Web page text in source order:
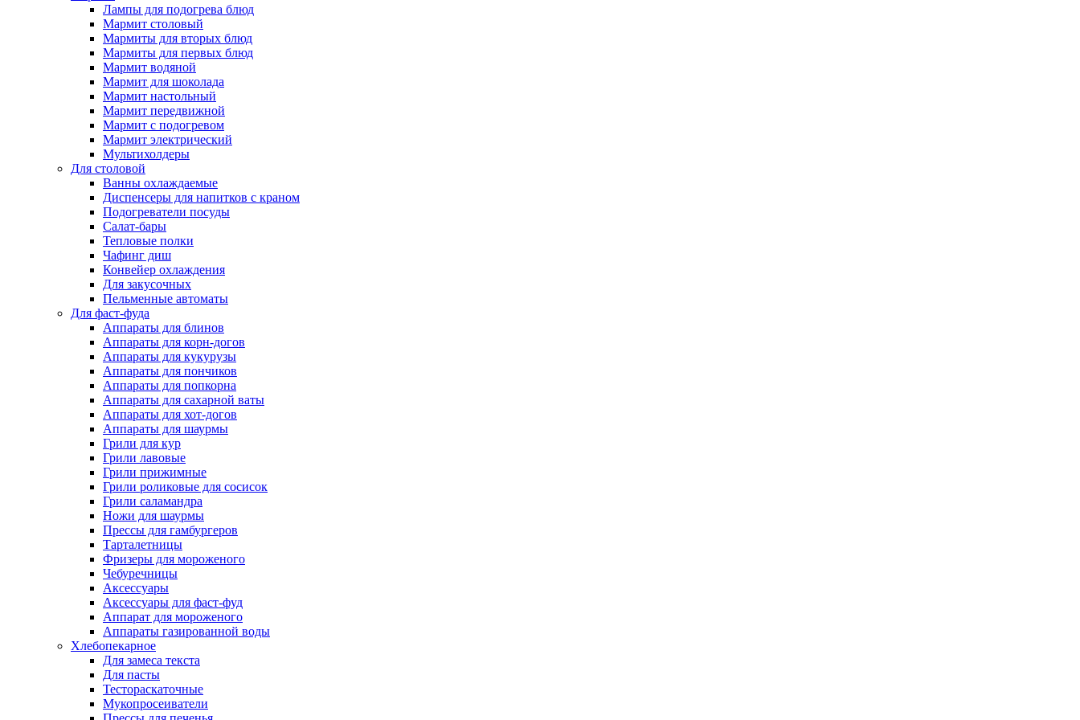
Лампы для подогрева блюд
Мармит столовый
Мармиты для вторых блюд
Мармиты для первых блюд
Мармит водяной
Мармит для шоколада
Мармит настольный
Мармит передвижной
Мармит с подогревом
Мармит электрический
Мультихолдеры
Для столовой
Ванны охлаждаемые
Диспенсеры для напитков с краном
Подогреватели посуды
Салат-бары
Тепловые полки
Чафинг диш
Конвейер охлаждения
Для закусочных
Пельменные автоматы
Для фаст-фуда
Аппараты для блинов
Аппараты для корн-догов
Аппараты для кукурузы
Аппараты для пончиков
Аппараты для попкорна
Аппараты для сахарной ваты
Аппараты для хот-догов
Аппараты для шаурмы
Грили для кур
Грили лавовые
Грили прижимные
Грили роликовые для сосисок
Грили саламандра
Ножи для шаурмы
Прессы для гамбургеров
Тарталетницы
Фризеры для мороженого
Чебуречницы
Аксессуары
Аксессуары для фаст-фуд
Аппарат для мороженого
Аппараты газированной воды
Хлебопекарное
Для замеса текста
Для пасты
Тестораскаточные
Мукопросеиватели